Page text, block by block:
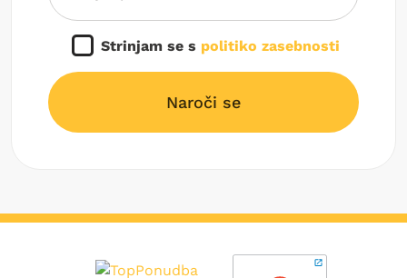
Strinjam se s politiko zasebnosti
Naroči se